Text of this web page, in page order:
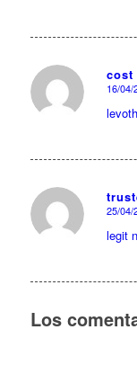
cost
Dice:
16/04/
Dice:
25/04/
legit
Los